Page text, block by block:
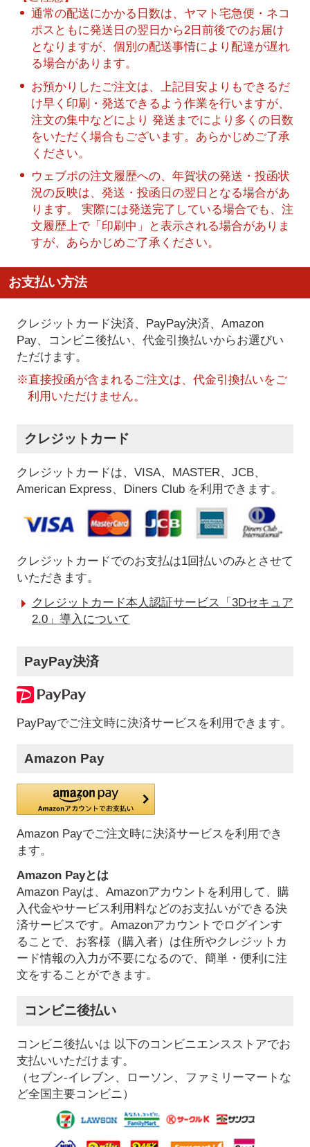
通常の配送にかかる日数は、ヤマト宅急便・ネコ
ポスともに発送日の翌日から2日前後でのお届け
となりますが、個別の配送事情により配達が遅れ
る場合があります。
お預かりしたご注文は、上記目安よりもできるだ
け早く印刷・発送できるよう作業を行いますが、
注文の集中などにより 発送までにより多くの日数
をいただく場合もございます。あらかじめご了承
ください。
ウェブポの注文履歴への、年賀状の発送・投函状
況の反映は、発送・投函日の翌日となる場合があ
ります。 実際には発送完了している場合でも、注
文履歴上で「印刷中」と表示される場合がありま
すが、あらかじめご了承ください。
お支払い方法
クレジットカード決済、PayPay決済、Amazon
Pay、コンビニ後払い、代金引換払いからお選びい
ただけます。
※直接投函が含まれるご注文は、代金引換払いをご
利用いただけません。
クレジットカード
クレジットカードは、VISA、MASTER、JCB、
American Express、Diners Club を利用できます。
クレジットカードでのお支払は1回払いのみとさせて
いただきます。
クレジットカード本人認証サービス「3Dセキュア
2.0」導入について
PayPay決済
PayPayでご注文時に決済サービスを利用できます。
Amazon Pay
Amazon Payでご注文時に決済サービスを利用でき
ます。
Amazon Payとは
Amazon Payは、Amazonアカウントを利用して、購
入代金やサービス利用料などのお支払いができる決
済サービスです。Amazonアカウントでログインす
ることで、お客様（購入者）は住所やクレジットカ
ード情報の入力が不要になるので、簡単・便利に注
文をすることができます。
コンビニ後払い
コンビニ後払いは 以下のコンビニエンスストアでお
支払いいただけます。
（セブン-イレブン、ローソン、ファミリーマートな
ど全国主要コンビニ）